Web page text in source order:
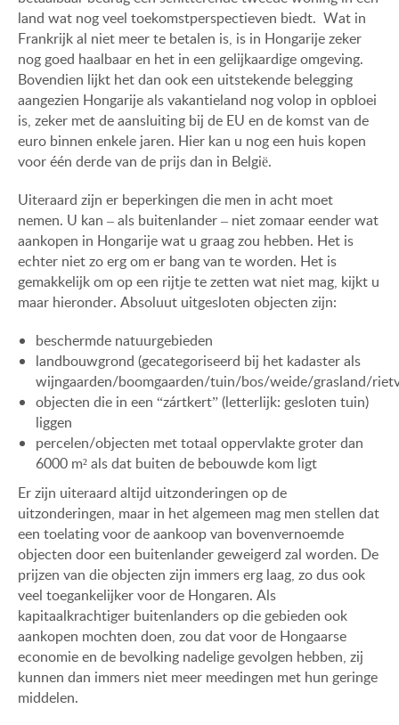
land wat nog veel toekomstperspectieven biedt. Wat in
Frankrijk al niet meer te betalen is, is in Hongarije zeker
nog goed haalbaar en het in een gelijkaardige omgeving.
Bovendien lijkt het dan ook een uitstekende belegging
aangezien Hongarije als vakantieland nog volop in opbloei
is, zeker met de aansluiting bij de EU en de komst van de
euro binnen enkele jaren. Hier kan u nog een huis kopen
voor één derde van de prijs dan in België.
Uiteraard zijn er beperkingen die men in acht moet
nemen. U kan – als buitenlander – niet zomaar eender wat
aankopen in Hongarije wat u graag zou hebben. Het is
echter niet zo erg om er bang van te worden. Het is
gemakkelijk om op een rijtje te zetten wat niet mag, kijkt u
maar hieronder. Absoluut uitgesloten objecten zijn:
beschermde natuurgebieden
landbouwgrond (gecategoriseerd bij het kadaster als
wijngaarden/boomgaarden/tuin/bos/weide/grasland/
objecten die in een “zártkert” (letterlijk: gesloten tuin)
liggen
percelen/objecten met totaal oppervlakte groter dan
6000 m² als dat buiten de bebouwde kom ligt
Er zijn uiteraard altijd uitzonderingen op de
uitzonderingen, maar in het algemeen mag men stellen dat
een toelating voor de aankoop van bovenvernoemde
objecten door een buitenlander geweigerd zal worden. De
prijzen van die objecten zijn immers erg laag, zo dus ook
veel toegankelijker voor de Hongaren. Als
kapitaalkrachtiger buitenlanders op die gebieden ook
aankopen mochten doen, zou dat voor de Hongaarse
economie en de bevolking nadelige gevolgen hebben, zij
kunnen dan immers niet meer meedingen met hun geringe
middelen.